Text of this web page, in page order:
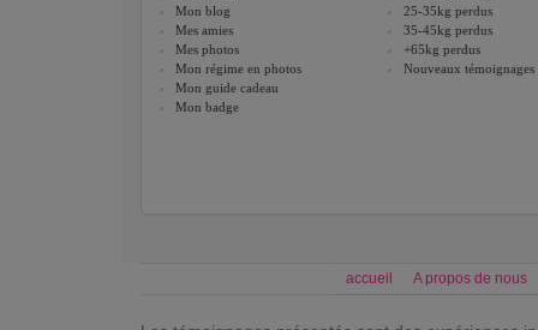
Mon blog
Mes amies
Mes photos
Mon régime en photos
Mon guide cadeau
Mon badge
25-35kg perdus
35-45kg perdus
+65kg perdus
Nouveaux témoignages
accueil A propos de nous